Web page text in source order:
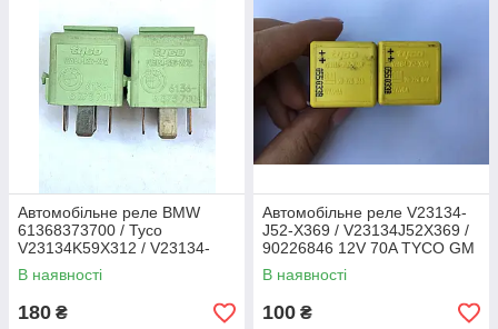
Автомобільне реле BMW
61368373700 / Tyco
V23134K59X312 / V23134-
K59-X312
В наявності
180 ₴
Автомобільне реле V23134-
J52-X369 / V23134J52X369 /
90226846 12V 70A TYCO GM
В наявності
100 ₴